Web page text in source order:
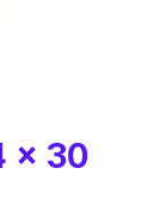
x 30